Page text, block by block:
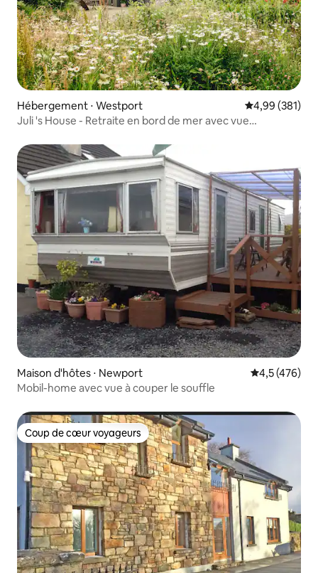
Hébergement ⋅ Westport Évaluation
4,99 (381)
Juli 's House - Retraite en bord de mer avec vue
Maison d'hôtes ⋅ Newport Évaluation
4,5 (476)
Mobil-home avec vue à couper le souffle
Coup de cœur voyageurs
Coup de cœur voyageurs